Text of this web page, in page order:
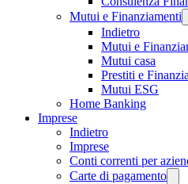
Mutui e Finanziamenti
Indietro
Mutui e
Mutui casa
Prestiti e
Mutui ESG
Home Banking
Imprese
Indietro
Imprese
Conti correnti per
Carte di pagamento